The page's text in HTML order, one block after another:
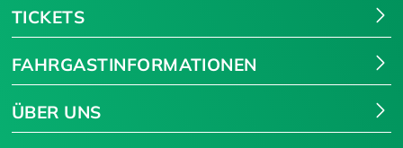
TICKETS
FAHRGASTINFORMATIONEN
ÜBER UNS